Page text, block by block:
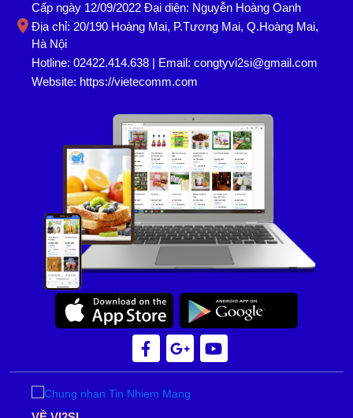
Cấp ngày 12/09/2022 Đại diện: Nguyễn Hoàng Oanh
Địa chỉ: 20/190 Hoàng Mai, P.Tương Mai, Q.Hoàng Mai,
Hà Nội
Hotline: 02422.414.638 | Email: congtyvi2si@gmail.com
Website: https://vietecomm.com